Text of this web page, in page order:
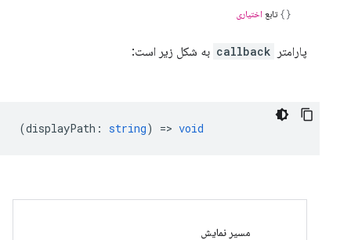
تابع اختیاری
پارامتر callback به شکل زیر است:
(displayPath : string) => void
مسیر نمایش